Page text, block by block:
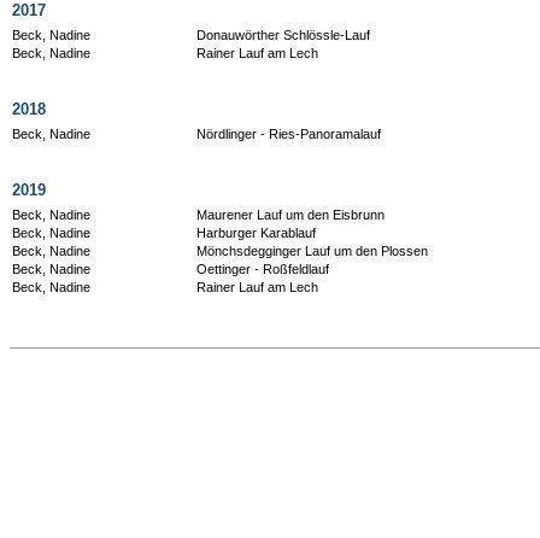
2017
Beck, Nadine
Donauwörther Schlössle-Lauf
Beck, Nadine
Rainer Lauf am Lech
2018
Beck, Nadine Nördlinger - Ries-Panoramalauf
2019
Beck, Nadine
Maurener Lauf um den Eisbrunn
Beck, Nadine
Harburger Karablauf
Beck, Nadine
Mönchsdegginger Lauf um den Plossen
Beck, Nadine
Oettinger - Roßfeldlauf
Beck, Nadine
Rainer Lauf am Lech